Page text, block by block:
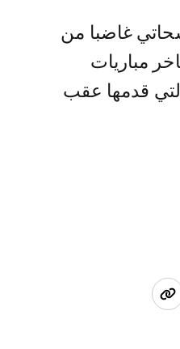
غاضبا من
مباريات
قدمها عقب